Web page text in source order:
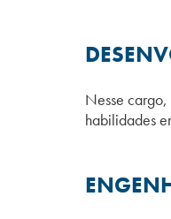
Nesse
habilidades